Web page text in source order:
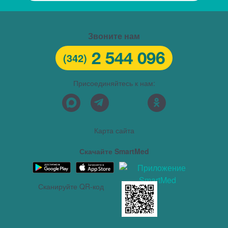
Звоните нам
(342) 2 544 096
Присоединяйтесь к нам:
Карта сайта
Скачайте SmartMed
Сканируйте QR-код